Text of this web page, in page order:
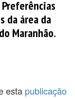
da área da
Maranhão.
esta publicação